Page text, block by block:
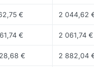
sur Ethereum, il faut
soit plus de30 %
€ 2 044,62
€ 2 061,74 €
€ 2 882,04